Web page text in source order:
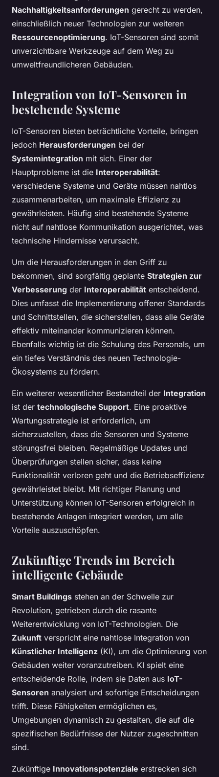
Nachhaltigkeitsanforderungen gerecht zu werden,
einschließlich neuer Technologien zur weiteren
Ressourcenoptimierung. IoT-Sensoren sind somit
unverzichtbare Werkzeuge auf dem Weg zu
umweltfreundlicheren Gebäuden.
Integration von IoT-Sensoren in
bestehende Systeme
IoT-Sensoren bieten beträchtliche Vorteile, bringen
jedoch Herausforderungen bei der
Systemintegration mit sich. Einer der
Hauptprobleme ist die Interoperabilität:
verschiedene Systeme und Geräte müssen nahtlos
zusammenarbeiten, um maximale Effizienz zu
gewährleisten. Häufig sind bestehende Systeme
nicht auf nahtlose Kommunikation ausgerichtet, was
technische Hindernisse verursacht.
Um die Herausforderungen in den Griff zu
bekommen, sind sorgfältig geplante Strategien zur
Verbesserung der Interoperabilität entscheidend.
Dies umfasst die Implementierung offener Standards
und Schnittstellen, die sicherstellen, dass alle Geräte
effektiv miteinander kommunizieren können.
Ebenfalls wichtig ist die Schulung des Personals, um
ein tiefes Verständnis des neuen Technologie-
Ökosystems zu fördern.
Ein weiterer wesentlicher Bestandteil der Integration
ist der technologische Support. Eine proaktive
Wartungsstrategie ist erforderlich, um
sicherzustellen, dass die Sensoren und Systeme
störungsfrei bleiben. Regelmäßige Updates und
Überprüfungen stellen sicher, dass keine
Funktionalität verloren geht und die Betriebseffizienz
gewährleistet bleibt. Mit richtiger Planung und
Unterstützung können IoT-Sensoren erfolgreich in
bestehende Anlagen integriert werden, um alle
Vorteile auszuschöpfen.
Zukünftige Trends im Bereich
intelligente Gebäude
Smart Buildings stehen an der Schwelle zur
Revolution, getrieben durch die rasante
Weiterentwicklung von IoT-Technologien. Die
Zukunft verspricht eine nahtlose Integration von
Künstlicher Intelligenz (KI), um die Optimierung von
Gebäuden weiter voranzutreiben. KI spielt eine
entscheidende Rolle, indem sie Daten aus IoT-
Sensoren analysiert und sofortige Entscheidungen
trifft. Diese Fähigkeiten ermöglichen es,
Umgebungen dynamisch zu gestalten, die auf die
spezifischen Bedürfnisse der Nutzer zugeschnitten
sind.
Zukünftige Innovationspotenziale erstrecken sich